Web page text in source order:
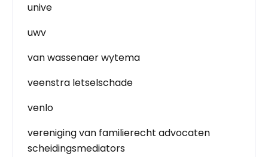
unive
uwv
van wassenaer wytema
veenstra letselschade
venlo
vereniging van familierecht advocaten
scheidingsmediators